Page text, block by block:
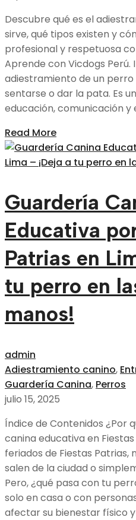
Descubre qué es el
sirve, qué tipos existen y
profesional y respetuosa
Aprende con Vicdogs Perú.
adiestramiento de un perro
sentarse o dar la pata. Es
educación, comunicación
Read More
Guardería
Educativa
Patrias en
tu perro en
manos!
admin
Adiestramiento canino,
Guardería Canina, Perros
julio 15, 2025
Índice de Contenidos ¿Por
canina educativa en
feriados de Fiestas Patrias,
salen de la ciudad o
Pero, ¿qué pasa con tu
solo en casa o con
afectar su bienestar físico